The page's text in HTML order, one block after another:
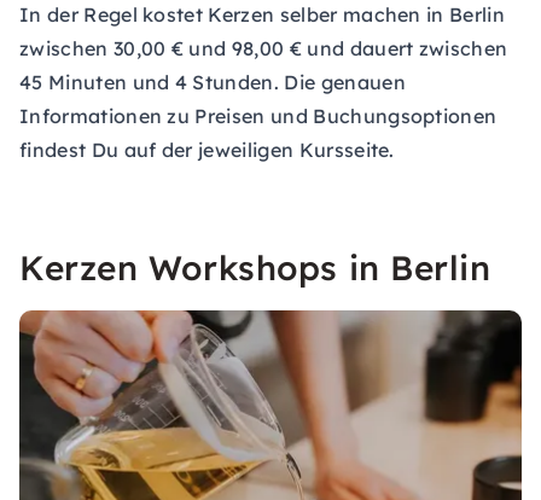
In der Regel kostet Kerzen selber machen in Berlin
zwischen 30,00 € und 98,00 € und dauert zwischen
45 Minuten und 4 Stunden. Die genauen
Informationen zu Preisen und Buchungsoptionen
findest Du auf der jeweiligen Kursseite.
Kerzen Workshops in Berlin